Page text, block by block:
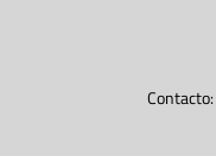
Contacto: